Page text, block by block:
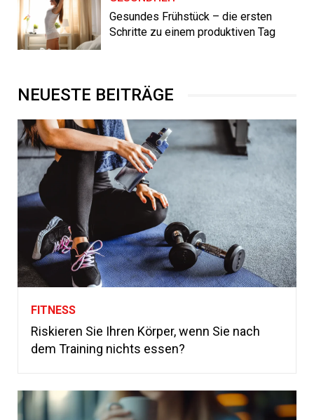
Gesundes Frühstück – die ersten
Schritte zu einem produktiven Tag
NEUESTE BEITRÄGE
FITNESS
Riskieren Sie Ihren Körper, wenn Sie nach
dem Training nichts essen?